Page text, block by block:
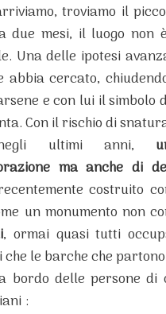
troviamo il
due mesi, il luogo non
Una delle ipotesi
abbia cercato,
e con lui il simbolo
Con il rischio di
ultimi anni,
ma anche di
costruito
un monumento non
, ormai quasi tutti
che le barche che
bordo delle persone di
: